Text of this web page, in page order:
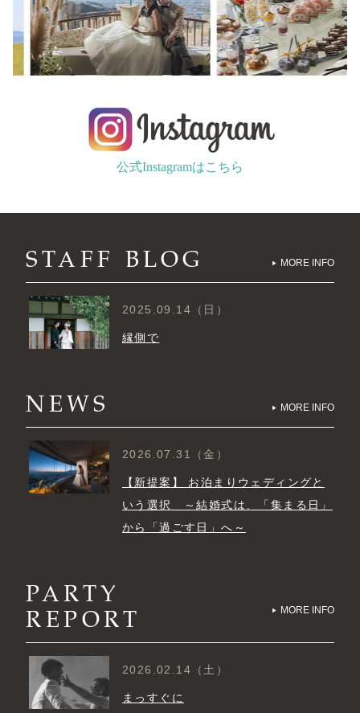
公式Instagramはこちら
STAFF BLOG MORE INFO
2025.09.14（日）
縁側で
NEWS MORE INFO
2026.07.31（金）
【新提案】 お泊まりウェディングと
いう選択 ～結婚式は、「集まる日」
から「過ごす日」へ～
PARTY
REPORT
MORE INFO
2026.02.14（土）
まっすぐに